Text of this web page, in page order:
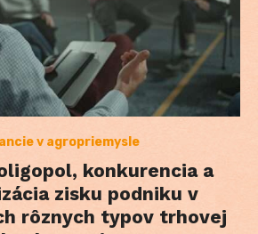
v agropriemysle
konkurencia a
zisku podniku v
rôznych typov trhovej